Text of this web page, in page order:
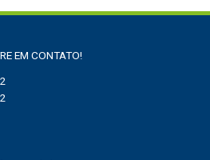
EM CONTATO!